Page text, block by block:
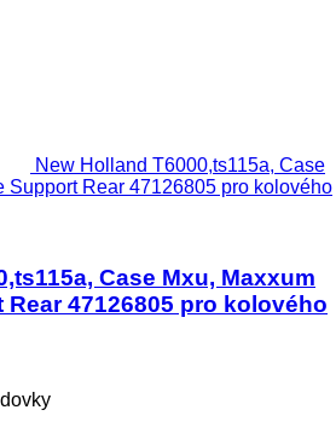
New Holland T6000,ts115a, Case
Support Rear 47126805 pro kolového
Case Mxu, Maxxum
47126805 pro kolového